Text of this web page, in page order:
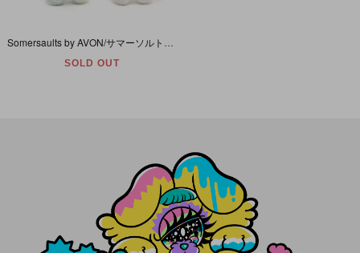
Somersaults by AVON/サマーソルト・バイ・エイボン・Plush/プラッシュ/ぬいぐるみ 「Zappy/ザッピー＆Zippy/ジッピー2体セット(Peanut/ピーナツ)」 1985年
SOLD OUT